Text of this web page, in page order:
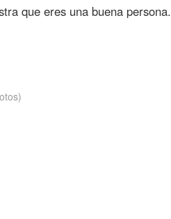
que eres una buena persona.